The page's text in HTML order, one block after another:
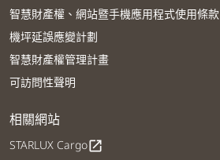
智慧財產權、網站暨手機應用程式使用條款
機坪延誤應變計劃
智慧財產權管理計畫
可訪問性聲明
相關網站
STARLUX Cargoopen_in_new